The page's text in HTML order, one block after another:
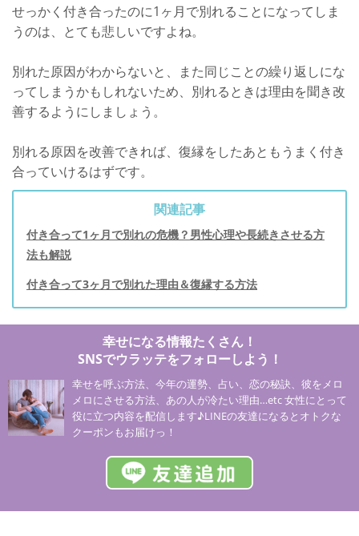
せっかく付き合ったのに1ヶ月で別れることになってしま
うのは、とても悲しいですよね。
別れた原因がわからないと、また同じことの繰り返しにな
ってしまうかもしれないため、別れるときは理由を聞き改
善するようにしましょう。
別れる原因を改善できれば、復縁をしたあともうまく付き
合っていけるはずです。
関連記事
付き合って1ヶ月で別れの危機？男性心理や長続きさせる方
法も解説
付き合って3ヶ月で別れた理由＆復縁する方法
幸せになる情報たくさん！
SNSでウラッテをフォローしよう！
幸せを呼ぶ方法、今年の運勢、占い、恋の秘訣、彼をメロ
メロにさせる方法、あの人が冷たい理由…etc 女性にとって
役に立つ内容を配信します♪LINEの友達になるとオトクな
クーポンもお届けっ！